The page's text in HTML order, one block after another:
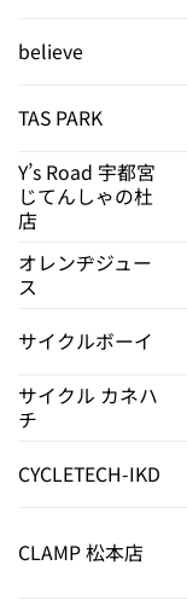
believe
TAS PARK
Y’s Road 宇都宮
じてんしゃの杜
店
オレンヂジュー
ス
サイクルボーイ
サイクル カネハ
チ
CYCLETECH-IKD
CLAMP 松本店